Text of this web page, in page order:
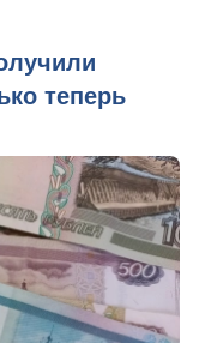
теперь